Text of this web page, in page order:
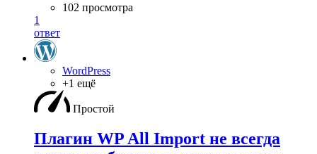
102 просмотра
1
ответ
WordPress
+1 ещё
Простой
Плагин WP All Import не всегда